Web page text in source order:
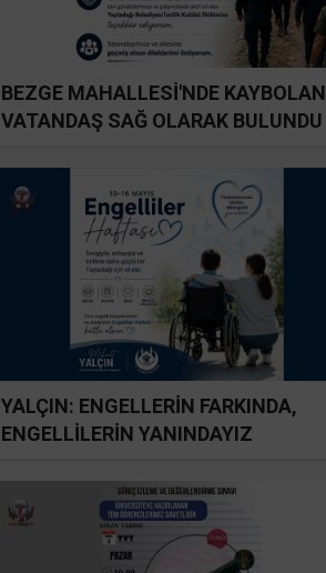
BEZGE MAHALLESİ'NDE KAYBOLAN
VATANDAŞ SAĞ OLARAK BULUNDU
YALÇIN: ENGELLERİN FARKINDA,
ENGELLİLERİN YANINDAYIZ